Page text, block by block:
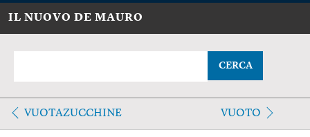
IL NUOVO DE MAURO
CERCA
VUOTAZUCCHINE VUOTO